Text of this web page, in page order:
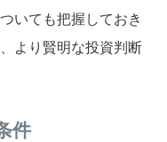
いても把握しておき
より賢明な投資判断
件